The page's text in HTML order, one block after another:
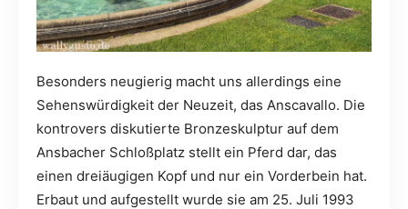
Besonders neugierig macht uns allerdings eine
Sehenswürdigkeit der Neuzeit, das Anscavallo. Die
kontrovers diskutierte Bronzeskulptur auf dem
Ansbacher Schloßplatz stellt ein Pferd dar, das
einen dreiäugigen Kopf und nur ein Vorderbein hat.
Erbaut und aufgestellt wurde sie am 25. Juli 1993